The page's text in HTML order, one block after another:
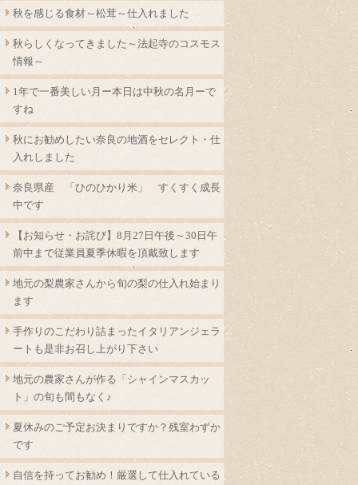
秋を感じる食材～松茸～仕入れました
秋らしくなってきました～法起寺のコスモス
情報～
1年で一番美しい月ー本日は中秋の名月ーで
すね
秋にお勧めしたい奈良の地酒をセレクト・仕
入れしました
奈良県産 「ひのひかり米」 すくすく成長
中です
【お知らせ・お詫び】8月27日午後～30日午
前中まで従業員夏季休暇を頂戴致します
地元の梨農家さんから旬の梨の仕入れ始まり
ます
手作りのこだわり詰まったイタリアンジェラ
ートも是非お召し上がり下さい
地元の農家さんが作る「シャインマスカッ
ト」の旬も間もなく♪
夏休みのご予定お決まりですか？残室わずか
です
自信を持ってお勧め！厳選して仕入れている